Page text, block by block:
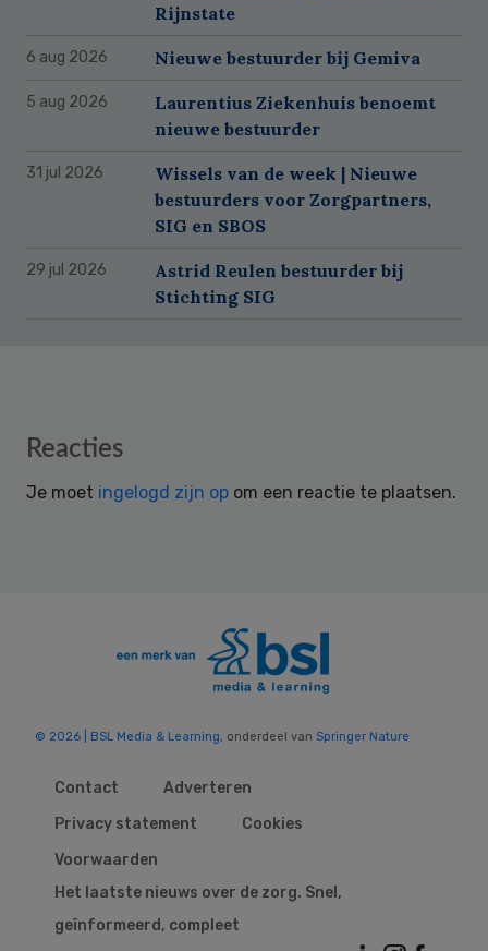
Rijnstate
6 aug 2026 Nieuwe bestuurder bij Gemiva
5 aug 2026
Laurentius Ziekenhuis benoemt
nieuwe bestuurder
31 jul 2026
Wissels van de week | Nieuwe
bestuurders voor Zorgpartners,
SIG en SBOS
29 jul 2026
Astrid Reulen bestuurder bij
Stichting SIG
Reader
Reacties
Je moet ingelogd zijn op om een reactie te plaatsen.
© 2026 | BSL Media & Learning , onderdeel van Springer Nature
Contact
Adverteren
Privacy statement
Cookies
Voorwaarden
Het laatste nieuws over de zorg. Snel,
geïnformeerd, compleet